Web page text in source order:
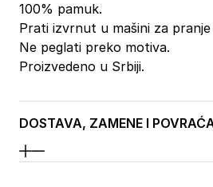
100% pamuk.
Prati izvrnut u mašini za pranje
Ne peglati preko motiva.
Proizvedeno u Srbiji.
DOSTAVA, ZAMENE I